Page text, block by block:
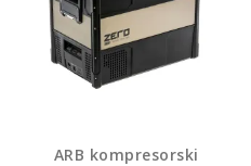
ARB kompresorski